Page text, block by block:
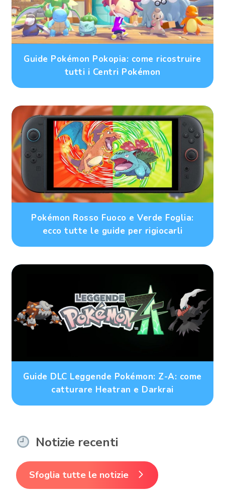
Guide Pokémon Pokopia: come ricostruire
tutti i Centri Pokémon
Pokémon Rosso Fuoco e Verde Foglia:
ecco tutte le guide per rigiocarli
Guide DLC Leggende Pokémon: Z-A: come
catturare Heatran e Darkrai
Notizie recenti
Sfoglia tutte le notizie